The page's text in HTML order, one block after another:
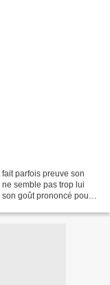
parfois preuve son
semble pas trop lui
goût prononcé pour